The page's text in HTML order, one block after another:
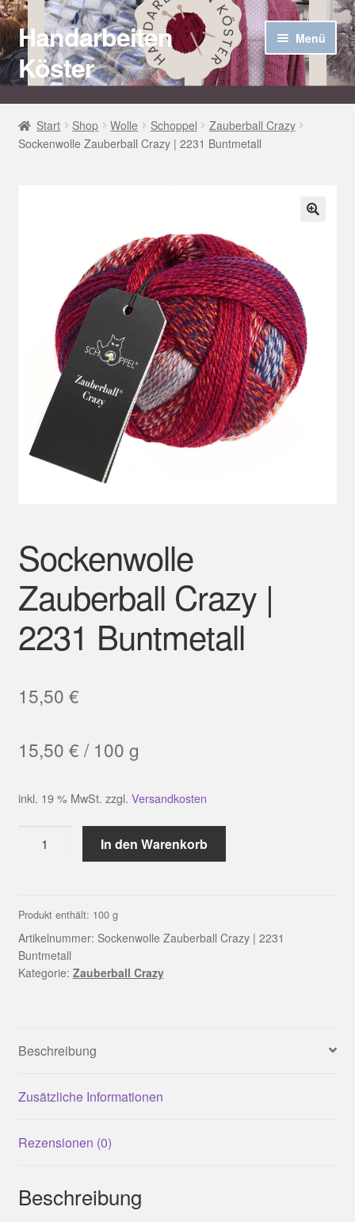
Zur
Navigation
springen
Zum
Inhalt
springen
Handarbeiten
Köster
Menü
Startseite
Über uns
Mein Konto
Start Shop Wolle Schoppel
Zauberball Crazy
Sockenwolle Zauberball Crazy | 2231 Buntmetall
Sockenwolle
Zauberball Crazy |
2231 Buntmetall
15,50 €
15,50 € / 100 g
inkl. 19 % MwSt. zzgl. Versandkosten
Zauberball
2231
Buntmetall
Menge
In den Warenkorb
Produkt enthält: 100 g
Artikelnummer: Sockenwolle Zauberball Crazy | 2231
Buntmetall
Kategorie: Zauberball Crazy
Beschreibung
Zusätzliche Informationen
Rezensionen (0)
Beschreibung